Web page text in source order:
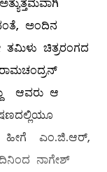
ಅಂದಿನ
ಚಿತ್ರರಂಗದ
ಆವರು ಆ
ಹೀಗೆ ಎಂ.ಜಿ.ಆರ್,
ನಾಗೇಶ್